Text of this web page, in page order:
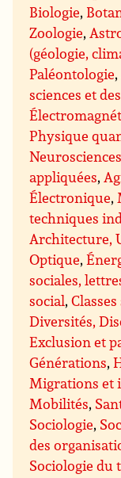
Biologie,
Zoologie,
(géologie,
Paléontologie,
sciences et
Physique
Neurosciences
appliquées,
Électronique,
techniques
Architecture,
Optique,
sociales,
social,
Diversités,
Exclusion et
Générations,
Migrations et
Mobilités,
Sociologie,
des
Sociologie du